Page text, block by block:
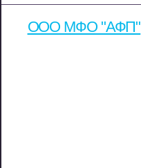
ООО МФО "АФП"